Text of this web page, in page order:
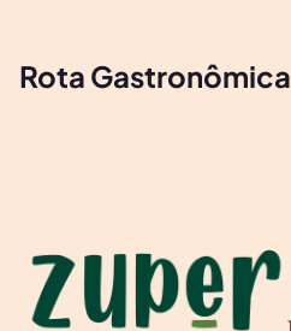
Rota Gastronômica